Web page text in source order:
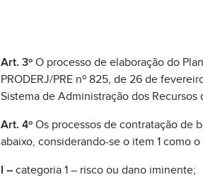
Art. 3º O processo de elaboração do
PRODERJ/PRE nº 825, de 26 de
Sistema de Administração dos Recursos
Art. 4º Os processos de contratação de
abaixo, considerando-se o item 1 como
I –categoria 1 – risco ou dano iminente;